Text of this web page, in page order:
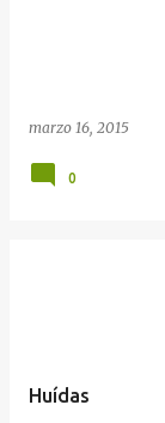
marzo 16, 2015
0
Huídas